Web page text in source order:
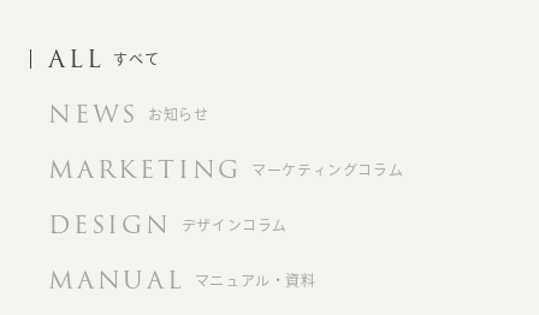
ALL すべて
NEWS お知らせ
MARKETING マーケティングコラム
DESIGN デザインコラム
MANUAL マニュアル・資料